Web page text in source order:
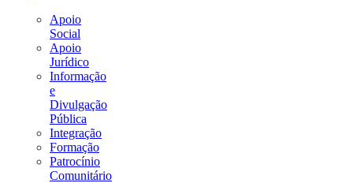
Apoio
Social
Apoio
Jurídico
Informação
e
Divulgação
Pública
Integração
Formação
Patrocínio
Comunitário